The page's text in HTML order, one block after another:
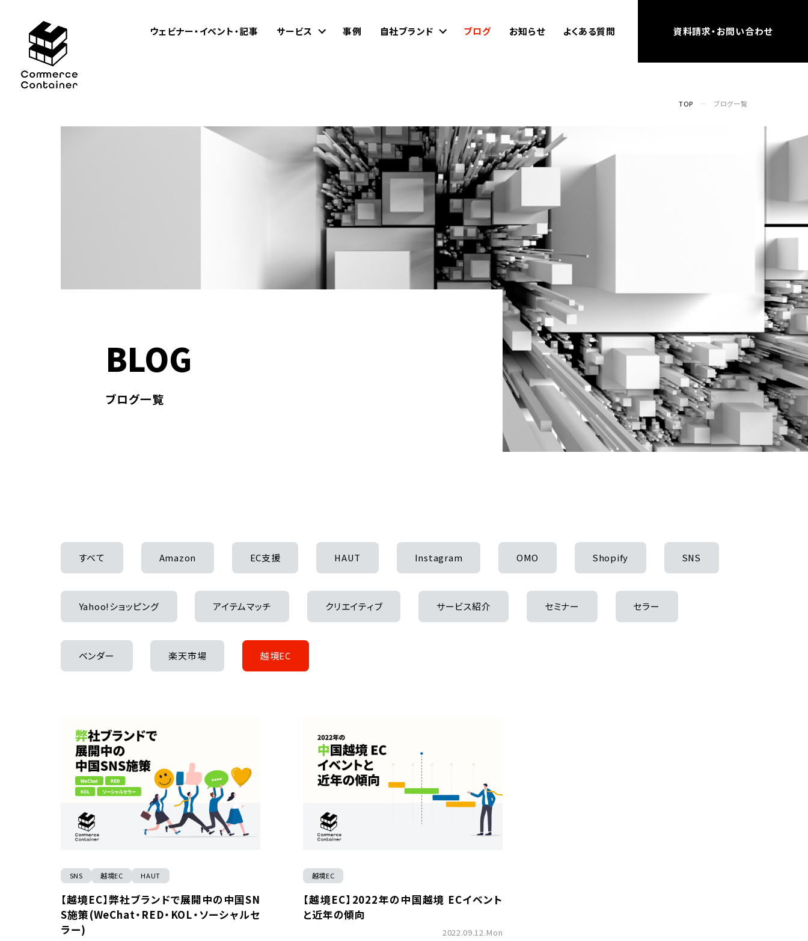
ウェビナー・イベント・記事 サービス 事例 自社ブランド ブログ お知らせ よくある質問 資料請求・お問い合わせ
TOP ブログ一覧
BLOG
ブログ一覧
すべて Amazon EC支援 HAUT Instagram OMO Shopify SNS
Yahoo!ショッピング アイテムマッチ クリエイティブ サービス紹介 セミナー セラー
ベンダー 楽天市場 越境EC
SNS 越境EC HAUT
【越境EC】弊社ブランドで展開中の中国SN
S施策(WeChat・RED・KOL・ソーシャルセ
ラー)
越境EC
【越境EC】2022年の中国越境 ECイベント
と近年の傾向
2022.09.12.Mon